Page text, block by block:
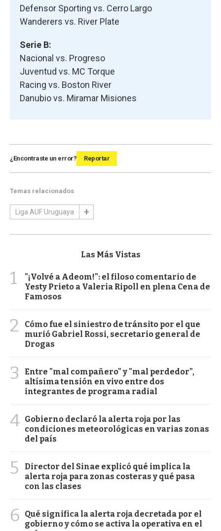
Defensor Sporting vs. Cerro Largo
Wanderers vs. River Plate
Serie B:
Nacional vs. Progreso
Juventud vs. MC Torque
Racing vs. Boston River
Danubio vs. Miramar Misiones
¿Encontraste un error? Reportar
Temas relacionados
Liga AUF Uruguaya
Las Más Vistas
1
"¡Volvé a Adeom!": el filoso comentario de
Yesty Prieto a Valeria Ripoll en plena Cena de
Famosos
2
Cómo fue el siniestro de tránsito por el que
murió Gabriel Rossi, secretario general de
Drogas
3
Entre "mal compañero" y "mal perdedor",
altísima tensión en vivo entre dos
integrantes de programa radial
4 Gobierno declaró la alerta roja por las
condiciones meteorológicas en varias zonas
del país
5
Director del Sinae explicó qué implica la
alerta roja para zonas costeras y qué pasa
con las clases
6
Qué significa la alerta roja decretada por el
gobierno y cómo se activa la operativa en el